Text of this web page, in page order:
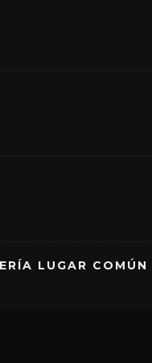
LUGAR COMÚN